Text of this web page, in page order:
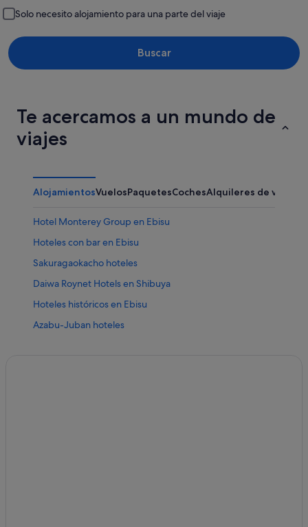
Solo necesito alojamiento para una parte del viaje
Buscar
Te acercamos a un mundo de
viajes
AlojamientosVuelosPaquetesCochesAlquileres de
Hotel Monterey Group en Ebisu
Hoteles con bar en Ebisu
Sakuragaokacho hoteles
Daiwa Roynet Hotels en Shibuya
Hoteles históricos en Ebisu
Azabu-Juban hoteles